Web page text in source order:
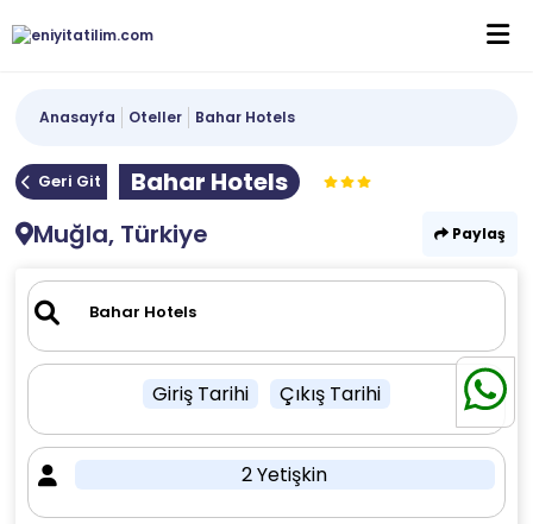
Anasayfa Oteller Bahar Hotels
Geri Git
Bahar Hotels
Muğla, Türkiye
Paylaş
Giriş Tarihi Çıkış Tarihi
2 Yetişkin